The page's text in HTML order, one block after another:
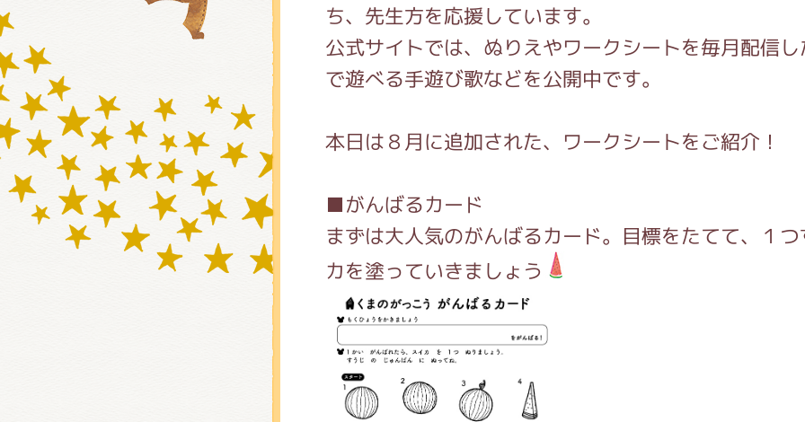
ち、先生方を応援しています。
公式サイトでは、ぬりえやワークシートを毎月配信
で遊べる手遊び歌などを公開中です。
本日は８月に追加された、ワークシートをご紹介！
■がんばるカード
まずは大人気のがんばるカード。目標をたてて、１
カを塗っていきましょう
グッズインフォメーション
ミュージカル・コンサート
おたのしみコンテンツ(クイズ・AR・診断・占
チア ジャッキーズ！
くまのがっこう しょくいんしつ